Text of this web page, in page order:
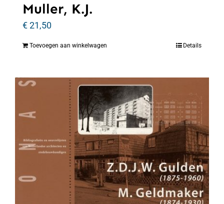
Muller, K.J.
€21,50
Toevoegen aan winkelwagen Details